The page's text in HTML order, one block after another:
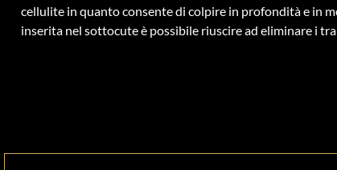
cellulite in quanto consente di colpire in profondità e in
inserita nel sottocute è possibile riuscire ad eliminare i